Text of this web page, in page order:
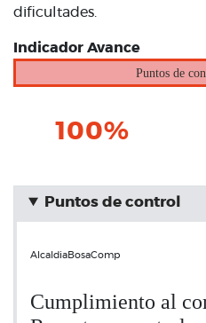
dificultades.
Indicador Avance
Puntos de
100%
Puntos de control
AlcaldiaBosaComp
Cumplimiento al